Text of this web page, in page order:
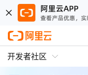
开发者社区